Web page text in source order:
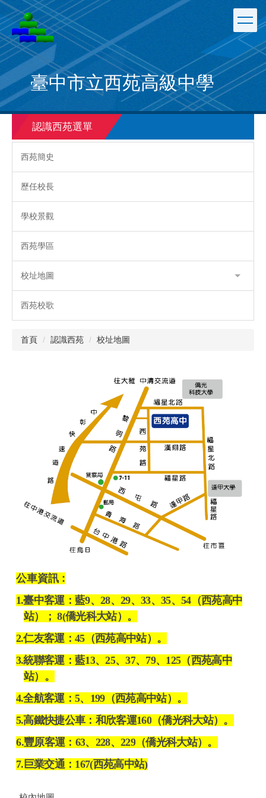
跳
到
主
要
內
容
區
臺中市立西苑高級中學
認識西苑選單
西苑簡史
歷任校長
學校景觀
西苑學區
校址地圖
西苑校歌
首頁 認識西苑 校址地圖
公車資訊 :
1.臺中客運：藍9、28、29、33、35、54（西苑高中
站）； 8(僑光科大站）。
2.仁友客運：45（西苑高中站）。
3.統聯客運：藍13、25、37、 79、 125 （西苑高中
站）。
4.全航客運：5、 199（西苑高中站）。
5.高鐵快捷公車：和欣客運160 （僑光科大站）。
6.豐原客運： 63、 228、229 （僑光科大站）。
7. 巨業交通： 167(西苑高中站)